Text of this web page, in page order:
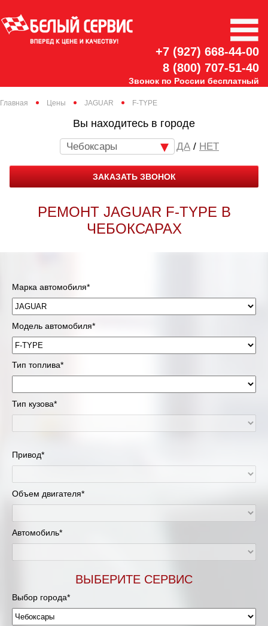
+7 (927) 668-44-00
8 (800) 707-51-40
Звонок по России бесплатный
Главная Цены JAGUAR F-TYPE
Вы находитесь в городе
Чебоксары / НЕТ
ЗАКАЗАТЬ ЗВОНОК
РЕМОНТ JAGUAR F-TYPE В
ЧЕБОКСАРАХ
Марка автомобиля*
Модель автомобиля*
Тип топлива*
Тип кузова*
Привод*
Объем двигателя*
Автомобиль*
ВЫБЕРИТЕ СЕРВИС
Выбор города*